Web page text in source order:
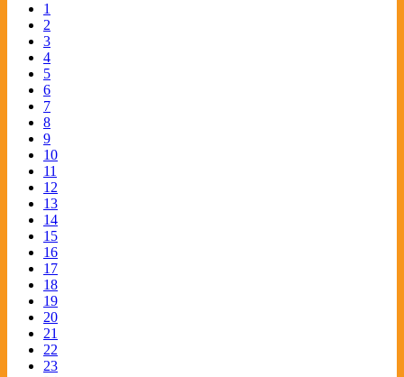
1
2
3
4
5
6
7
8
9
10
11
12
13
14
15
16
17
18
19
20
21
22
23